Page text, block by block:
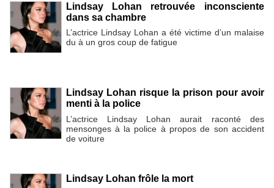
Lindsay Lohan retrouvée inconsciente
dans sa chambre
L’actrice Lindsay Lohan a été victime d’un malaise
du à un gros coup de fatigue
Lindsay Lohan risque la prison pour avoir
menti à la police
L’actrice Lindsay Lohan aurait raconté des
mensonges à la police à propos de son accident
de voiture
Lindsay Lohan frôle la mort